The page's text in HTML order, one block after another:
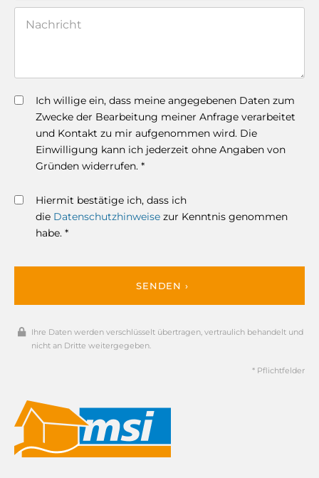
Ich willige ein, dass meine angegebenen Daten zum
Zwecke der Bearbeitung meiner Anfrage verarbeitet
und Kontakt zu mir aufgenommen wird. Die
Einwilligung kann ich jederzeit ohne Angaben von
Gründen widerrufen. *
Hiermit bestätige ich, dass ich
die Datenschutzhinweise zur Kenntnis genommen
habe. *
SENDEN ›
Ihre Daten werden verschlüsselt übertragen, vertraulich behandelt und
nicht an Dritte weitergegeben.
* Pflichtfelder